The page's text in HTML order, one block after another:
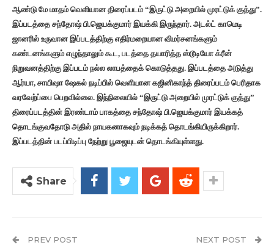
ஆண்டு மே மாதம் வெளியான திரைப்படம் “இருட்டு அறையில் முரட்டுக் குத்து”.
இப்படத்தை சந்தோஷ் பி.ஜெயக்குமார் இயக்கி இருந்தார். அடல்ட் காமெடி
ஜானரில் உருவான இப்படத்திற்கு எதிர்மறையான விமர்சனங்களும்
கண்டனங்களும் எழுந்தாலும் கூட, படத்தை தயாரித்த ஸ்டூடியோ க்ரீன்
நிறுவனத்திற்கு இப்படம் நல்ல லாபத்தைக் கொடுத்தது. இப்படத்தை அடுத்து
ஆர்யா, சாயிஷா ஷேகல் நடிப்பில் வெளியான கஜினிகாந்த் திரைப்படம் பெரிதாக
வரவேற்ப்பை பெறவில்லை. இந்நிலையில் “இருட்டு அறையில் முரட்டுக் குத்து”
திரைப்படத்தின் இரண்டாம் பாகத்தை சந்தோஷ் பி.ஜெயக்குமார் இயக்கத்
தொடங்குவதோடு அதில் நாயகனாகவும் நடிக்கத் தொடங்கியிருக்கிறார்.
இப்படத்தின் படப்பிடிப்பு நேற்று பூஜையுடன் தொடங்கியுள்ளது.
Share
PREV POST NEXT POST